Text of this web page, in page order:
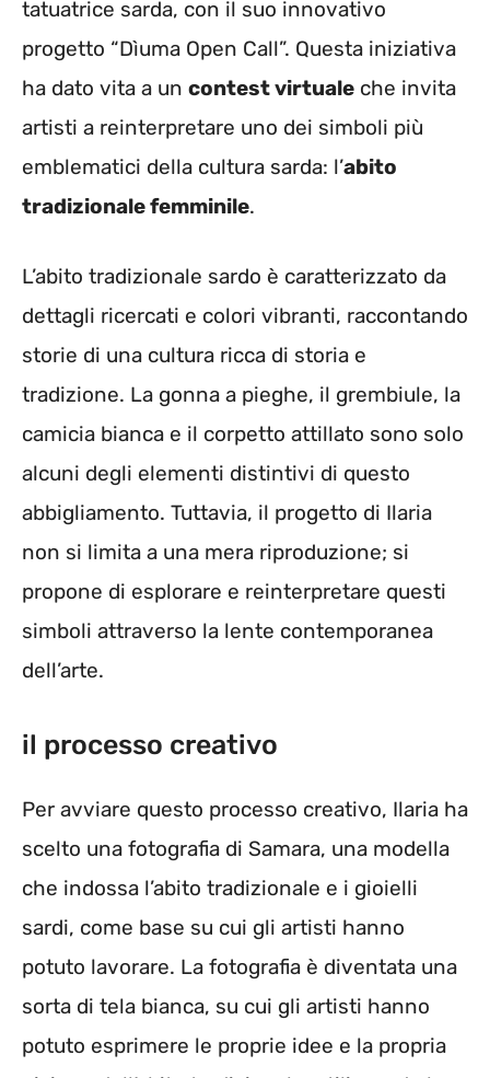
tatuatrice sarda, con il suo innovativo
progetto “Dìuma Open Call”. Questa iniziativa
ha dato vita a un contest virtuale che invita
artisti a reinterpretare uno dei simboli più
emblematici della cultura sarda: l’abito
tradizionale femminile.
L’abito tradizionale sardo è caratterizzato da
dettagli ricercati e colori vibranti, raccontando
storie di una cultura ricca di storia e
tradizione. La gonna a pieghe, il grembiule, la
camicia bianca e il corpetto attillato sono solo
alcuni degli elementi distintivi di questo
abbigliamento. Tuttavia, il progetto di Ilaria
non si limita a una mera riproduzione; si
propone di esplorare e reinterpretare questi
simboli attraverso la lente contemporanea
dell’arte.
il processo creativo
Per avviare questo processo creativo, Ilaria ha
scelto una fotografia di Samara, una modella
che indossa l’abito tradizionale e i gioielli
sardi, come base su cui gli artisti hanno
potuto lavorare. La fotografia è diventata una
sorta di tela bianca, su cui gli artisti hanno
potuto esprimere le proprie idee e la propria